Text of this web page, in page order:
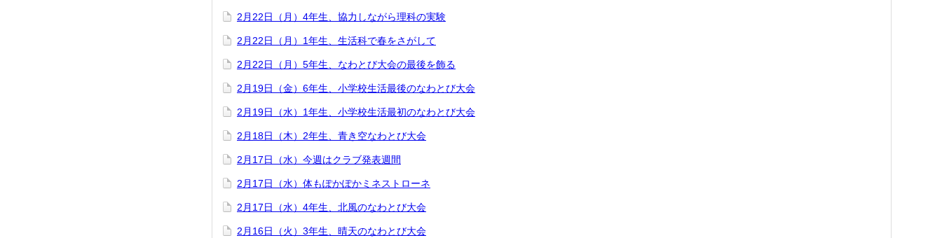
2月22日（月）4年生、協力しながら理科の実験
2月22日（月）1年生、生活科で春をさがして
2月22日（月）5年生、なわとび大会の最後を飾る
2月19日（金）6年生、小学校生活最後のなわとび大会
2月19日（水）1年生、小学校生活最初のなわとび大会
2月18日（木）2年生、青き空なわとび大会
2月17日（水）今週はクラブ発表週間
2月17日（水）体もぽかぽかミネストローネ
2月17日（水）4年生、北風のなわとび大会
2月16日（火）3年生、晴天のなわとび大会